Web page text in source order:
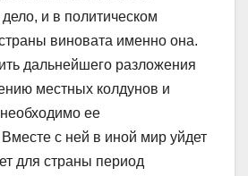
и в политическом
виновата именно она.
дальнейшего разложения
местных колдунов и
ее
с ней в иной мир уйдет
для страны период